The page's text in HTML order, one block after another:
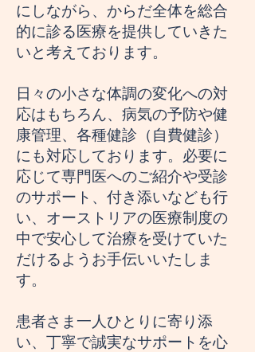
にしながら、からだ全体を総合
的に診る医療を提供していきた
いと考えております。
日々の小さな体調の変化への対
応はもちろん、病気の予防や健
康管理、各種健診（自費健診）
にも対応しております。必要に
応じて専門医へのご紹介や受診
のサポート、付き添いなども行
い、オーストリアの医療制度の
中で安心して治療を受けていた
だけるようお手伝いいたしま
す。
患者さま一人ひとりに寄り添
い、丁寧で誠実なサポートを心